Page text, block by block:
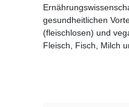
gesundheitlichen
(fleischlosen) und
Fleisch, Fisch, Milch